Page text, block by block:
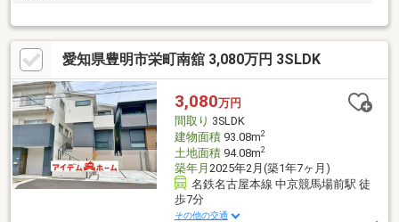
愛知県豊明市栄町南舘 3,080万円 3SLDK
3,080万円
間取り 3SLDK
建物面積93.08m2
土地面積94.08m2
築年月 2025年2月(築1年7ヶ月)
名鉄名古屋本線 中京競馬場前駅 徒
歩7分
その他の交通